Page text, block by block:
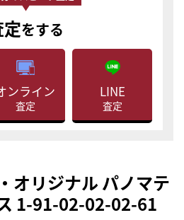
をする
ンライン
査定
LINE
査定
オリジナル パノマテ
1-91-02-02-02-61